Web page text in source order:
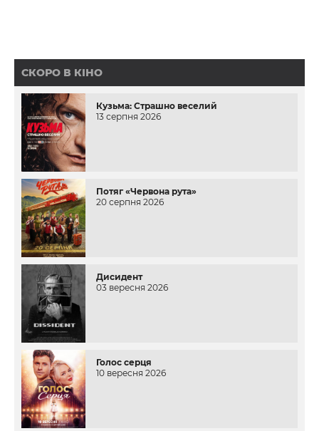
СКОРО В КІНО
Кузьма: Страшно веселий
13 серпня 2026
Потяг «Червона рута»
20 серпня 2026
Дисидент
03 вересня 2026
Голос серця
10 вересня 2026